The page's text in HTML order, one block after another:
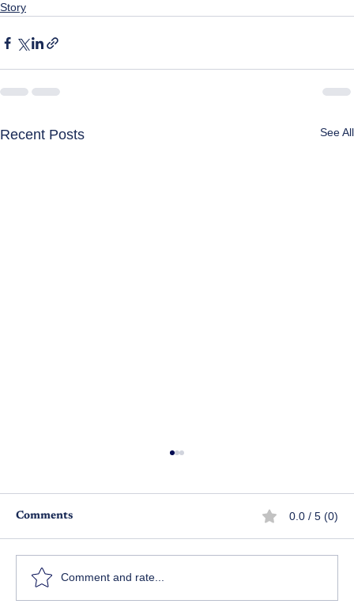
Story
Recent Posts See All
Comments 0.0 / 5 (0)
Comment and rate...